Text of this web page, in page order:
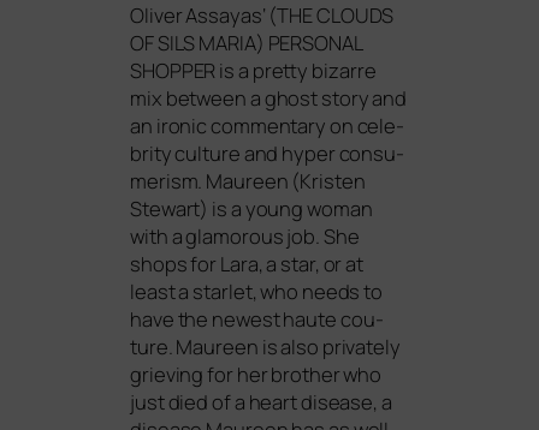
Oliver Assayas‘ (THECLOUDS
OFSILSMARIA) PERSONAL
SHOPPERis a pret­ty bizar­re
mix bet­ween a ghost sto­ry and
an iro­nic com­men­ta­ry on cele­
bri­ty cul­tu­re and hyper con­su­
me­rism. Maureen (Kristen
Stewart) is a young woman
with a glamo­rous job. She
shops for Lara, a star, or at
least a star­let, who needs to
have the newest hau­te cou­
ture. Maureen is also pri­va­te­ly
grie­ving for her brot­her who
just died of a heart dise­a­se, a